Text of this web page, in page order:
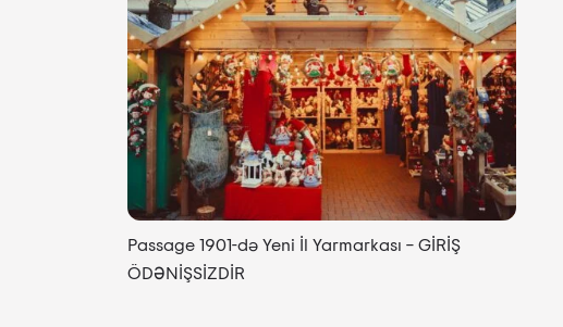
Passage 1901-də Yeni İl Yarmarkası – GİRİŞ
ÖDƏNİŞSİZDİR